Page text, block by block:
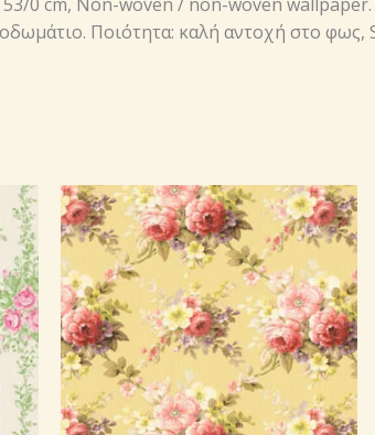
Ποιότητα: καλή αντοχή στο